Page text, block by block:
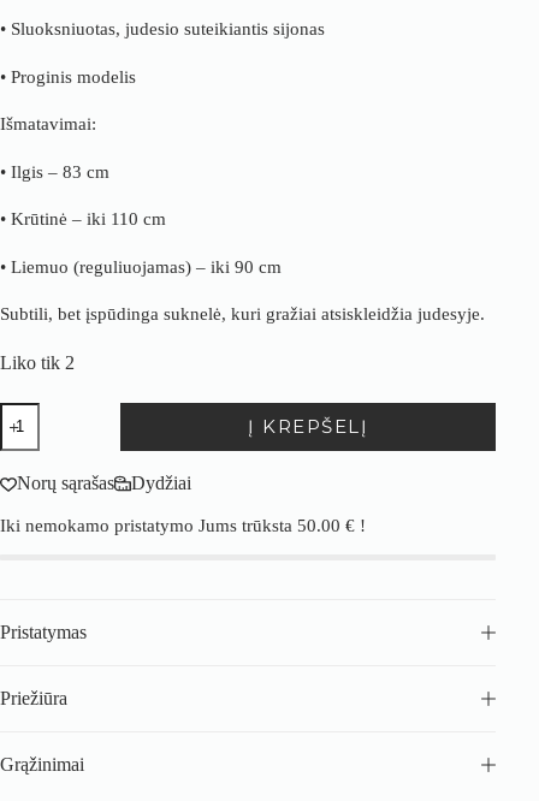
• Sluoksniuotas, judesio suteikiantis sijonas
• Proginis modelis
Išmatavimai:
• Ilgis – 83 cm
• Krūtinė – iki 110 cm
• Liemuo (reguliuojamas) – iki 90 cm
Subtili, bet įspūdinga suknelė, kuri gražiai atsiskleidžia judesyje.
Liko tik 2
produkto
kiekis:
Proginė
suknelė
su
ir
Į KREPŠELĮ
Norų sąrašas Dydžiai
Iki nemokamo pristatymo Jums trūksta 50.00 € !
Pristatymas
Priežiūra
Grąžinimai